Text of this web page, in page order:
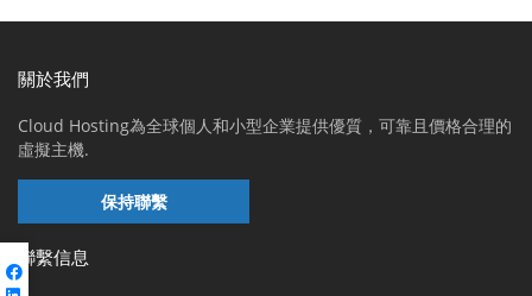
關於我們
Cloud Hosting為全球個人和小型企業提供優質，可靠且價格合理的
虛擬主機.
保持聯繫
聯繫信息